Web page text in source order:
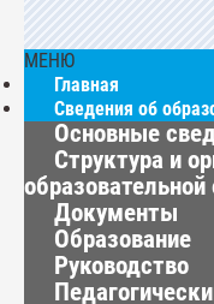
МЕНЮ
Главная
Сведения об
Основные
Структура и
образовательной
Документы
Образование
Руководство